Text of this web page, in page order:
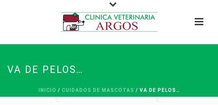
VA DE PELOS…
INICIO / CUIDADOS DE MASCOTAS / VA DE PELOS…